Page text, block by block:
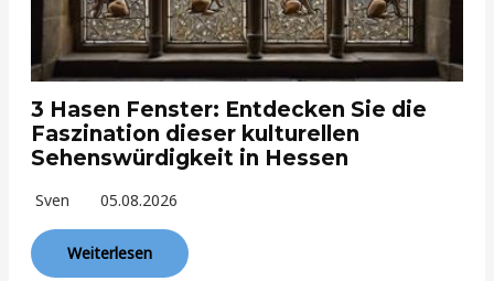
3 Hasen Fenster: Entdecken Sie die
Faszination dieser kulturellen
Sehenswürdigkeit in Hessen
Sven 05.08.2026
Weiterlesen